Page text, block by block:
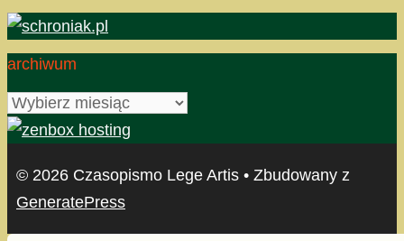
archiwum
archiwum
© 2026 Czasopismo Lege Artis • Zbudowany z
GeneratePress